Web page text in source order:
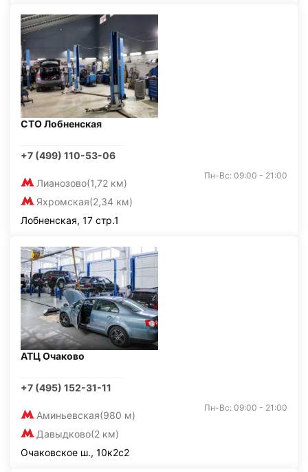
СТО Лобненская
+7 (499) 110-53-06
Лианозово(1,72 км)
Яхромская(2,34 км)
Пн-Вс: 09:00 - 21:00
Лобненская, 17 стр.1
АТЦ Очаково
+7 (495) 152-31-11
Аминьевская(980 м)
Давыдково(2 км)
Пн-Вс: 09:00 - 21:00
Очаковское ш., 10к2с2